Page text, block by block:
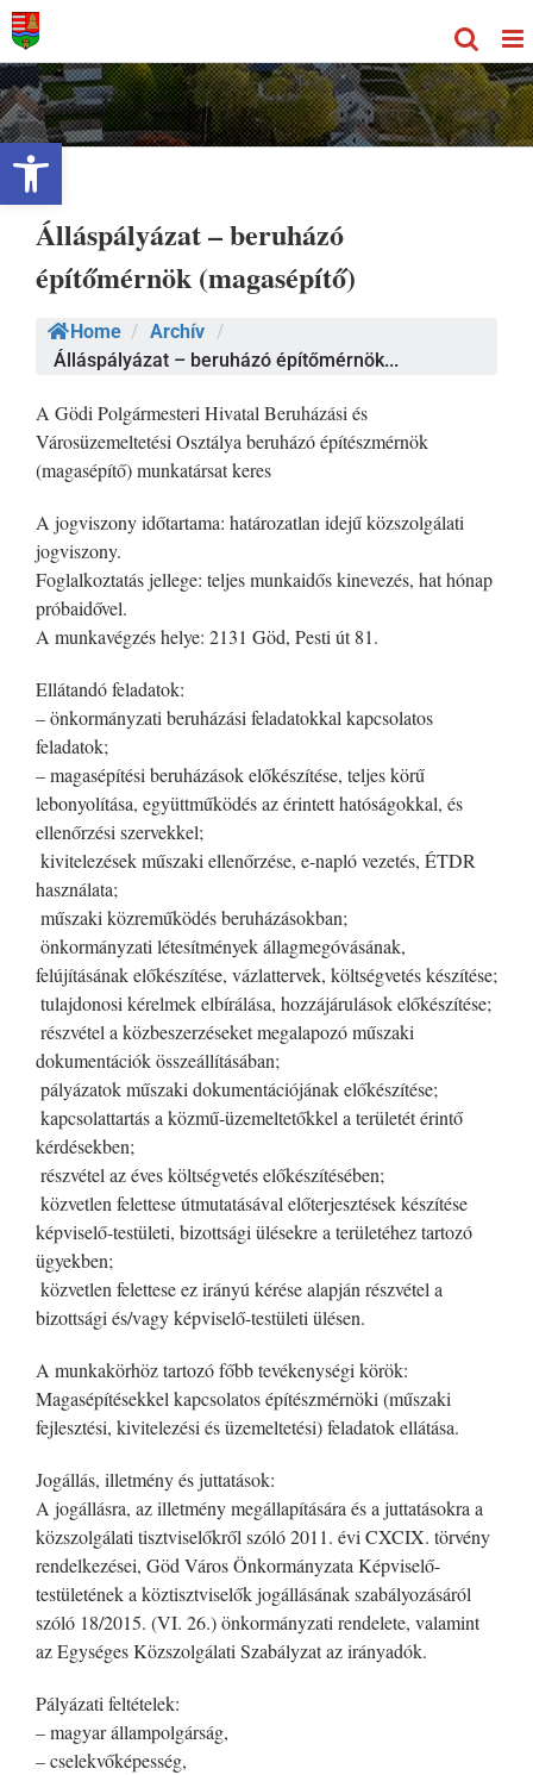
Eszköztár megnyitása
Kihagyás
Álláspályázat – beruházó
építőmérnök (magasépítő)
Home / Archív /
Álláspályázat – beruházó építőmérnök...
A Gödi Polgármesteri Hivatal Beruházási és
Városüzemeltetési Osztálya beruházó építészmérnök
(magasépítő) munkatársat keres
A jogviszony időtartama: határozatlan idejű közszolgálati
jogviszony.
Foglalkoztatás jellege: teljes munkaidős kinevezés, hat hónap
próbaidővel.
A munkavégzés helye: 2131 Göd, Pesti út 81.
Ellátandó feladatok:
– önkormányzati beruházási feladatokkal kapcsolatos
feladatok;
– magasépítési beruházások előkészítése, teljes körű
lebonyolítása, együttműködés az érintett hatóságokkal, és
ellenőrzési szervekkel;
­ kivitelezések műszaki ellenőrzése, e-napló vezetés, ÉTDR
használata;
­ műszaki közreműködés beruházásokban;
­ önkormányzati létesítmények állagmegóvásának,
felújításának előkészítése, vázlattervek, költségvetés készítése;
­ tulajdonosi kérelmek elbírálása, hozzájárulások előkészítése;
­ részvétel a közbeszerzéseket megalapozó műszaki
dokumentációk összeállításában;
­ pályázatok műszaki dokumentációjának előkészítése;
­ kapcsolattartás a közmű-üzemeltetőkkel a területét érintő
kérdésekben;
­ részvétel az éves költségvetés előkészítésében;
­ közvetlen felettese útmutatásával előterjesztések készítése
képviselő-testületi, bizottsági ülésekre a területéhez tartozó
ügyekben;
­ közvetlen felettese ez irányú kérése alapján részvétel a
bizottsági és/vagy képviselő-testületi ülésen.
A munkakörhöz tartozó főbb tevékenységi körök:
Magasépítésekkel kapcsolatos építészmérnöki (műszaki
fejlesztési, kivitelezési és üzemeltetési) feladatok ellátása.
Jogállás, illetmény és juttatások:
A jogállásra, az illetmény megállapítására és a juttatásokra a
közszolgálati tisztviselőkről szóló 2011. évi CXCIX. törvény
rendelkezései, Göd Város Önkormányzata Képviselő-
testületének a köztisztviselők jogállásának szabályozásáról
szóló 18/2015. (VI. 26.) önkormányzati rendelete, valamint
az Egységes Közszolgálati Szabályzat az irányadók.
Pályázati feltételek:
– magyar állampolgárság,
– cselekvőképesség,